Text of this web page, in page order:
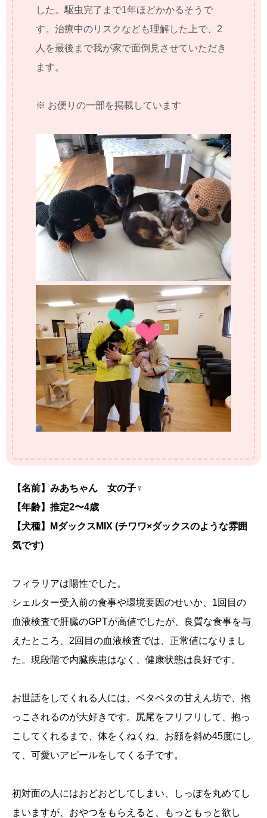
した。駆虫完了まで1年ほどかかるそうで
す。治療中のリスクなども理解した上で、2
人を最後まで我が家で面倒見させていただき
ます。
※ お便りの一部を掲載しています
【名前】みあちゃん 女の子♀
【年齢】推定2〜4歳
【犬種】MダックスMIX (チワワ×ダックスのような雰囲
気です)
フィラリアは陽性でした。
シェルター受入前の食事や環境要因のせいか、1回目の
血液検査で肝臓のGPTが高値でしたが、良質な食事を与
えたところ、2回目の血液検査では、正常値になりまし
た。現段階で内臓疾患はなく、健康状態は良好です。
お世話をしてくれる人には、ベタベタの甘えん坊で、抱
っこされるのが大好きです。尻尾をフリフリして、抱っ
こしてくれるまで、体をくねくね、お顔を斜め45度にし
て、可愛いアピールをしてくる子です。
初対面の人にはおどおどしてしまい、しっぽを丸めてし
まいますが、おやつをもらえると、もっともっと欲し